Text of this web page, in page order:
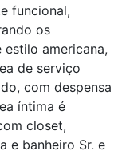
funcional,
os
americana,
de serviço
com despensa
íntima é
closet,
e banheiro Sr. e